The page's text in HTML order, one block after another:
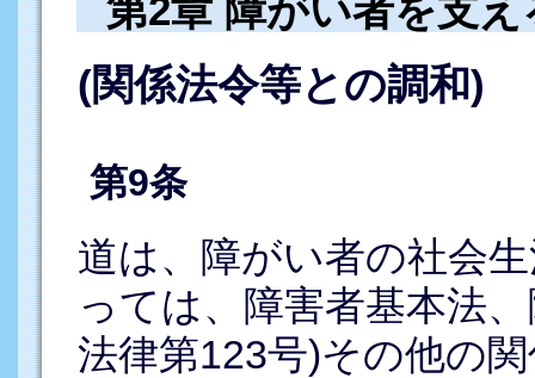
第2章 障がい者を支
(関係法令等との調和)
第9条
道は、障がい者の社会
っては、障害者基本法
法律第123号)その他の